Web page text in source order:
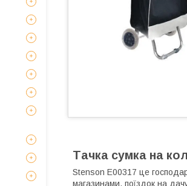
Тачка сумка на
Stenson E00317 це
магазинами, поїздок на